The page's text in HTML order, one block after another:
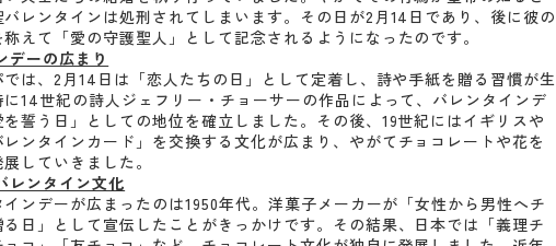
バレンタインは処刑されてしまいます。その日が2月14日であり、後に彼の
えて「愛の守護聖人」として記念されるようになったのです。
ーの広まり
は、2月14日は「恋人たちの日」として定着し、詩や手紙を贈る習慣が生
に14世紀の詩人ジェフリー・チョーサーの作品によって、バレンタインデ
誓う日」としての地位を確立しました。その後、19世紀にはイギリスや
ンタインカード」を交換する文化が広まり、やがてチョコレートや花を
していきました。
レンタイン文化
ンデーが広まったのは1950年代。洋菓子メーカーが「女性から男性へチ
る日」として宣伝したことがきっかけです。その結果、日本では「義理チ